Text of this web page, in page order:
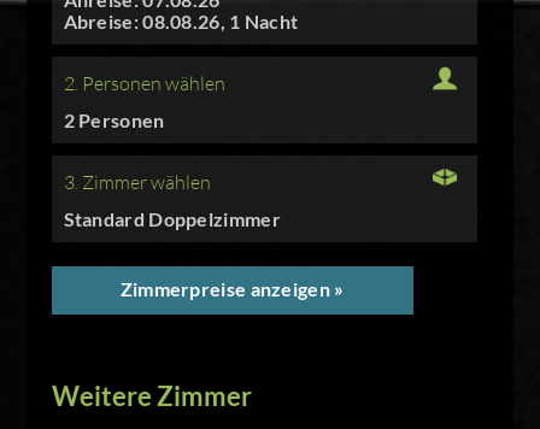
Abreise: 08.08.26, 1 Nacht
2. Personen wählen
2 Personen
3. Zimmer wählen
Standard Doppelzimmer
Zimmerpreise anzeigen »
Weitere Zimmer